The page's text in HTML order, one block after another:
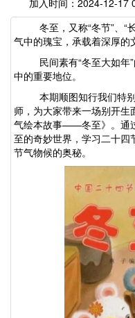
加入时间：2024-12-
冬至，又称“冬节”、“
气中的瑰宝，承载着深厚的
民间素有“冬至大如年
中的重要地位。
本期顺图知行我们特
师，为大家带来一场别开
气绘本故事——冬至》。通
至的奇妙世界，学习二十
节气物候的奥秘。